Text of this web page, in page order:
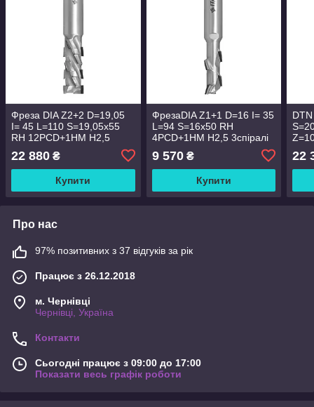
Фреза DIA Z2+2 D=19,05
I= 45 L=110 S=19,05x55
RH 12PCD+1HM H2,5
22 880 ₴
Купити
ФрезаDIA Z1+1 D=16 I= 35
L=94 S=16x50 RH
4PCD+1HM H2,5 3спіралі
корпус:STAL/EDITION 25*
9 570₴
Купити
22
Про нас
97% позитивних з 37 відгуків за рік
Працює з 26.12.2018
м. Чернівці
Чернівці, Україна
Контакти
Сьогодні працює з 09:00 до 17:00
Показати весь графік роботи